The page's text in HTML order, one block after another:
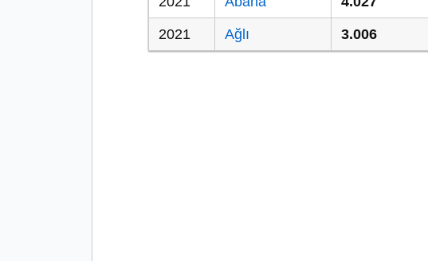
2021 Ağlı 3.006